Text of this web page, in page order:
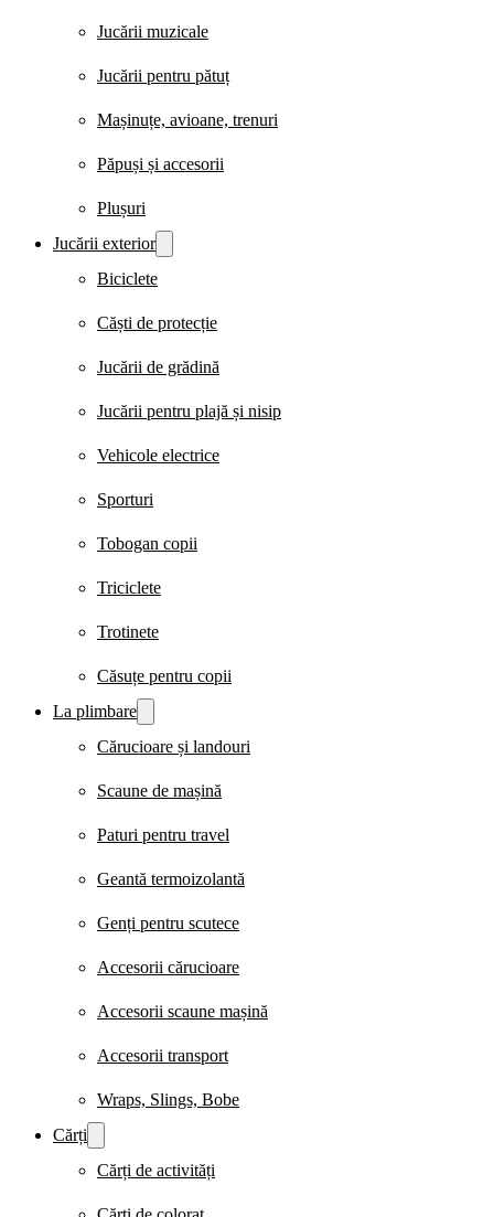
Jucării muzicale
Jucării pentru pătuț
Mașinuțe, avioane, trenuri
Păpuși și accesorii
Plușuri
Jucării exterior
Biciclete
Căști de protecție
Jucării de grădină
Jucării pentru plajă și nisip
Vehicole electrice
Sporturi
Tobogan copii
Triciclete
Trotinete
Căsuțe pentru copii
La plimbare
Cărucioare și landouri
Scaune de mașină
Paturi pentru travel
Geantă termoizolantă
Genți pentru scutece
Accesorii cărucioare
Accesorii scaune mașină
Accesorii transport
Wraps, Slings, Bobe
Cărți
Cărți de activități